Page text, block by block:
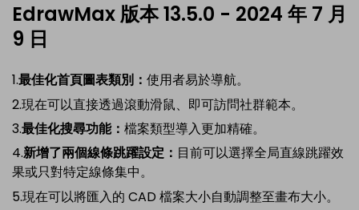
EdrawMax 版本 13.5.0 - 2024 年 7 月
9 日
1.最佳化首頁圖表類別： 使用者易於導航。
2.現在可以直接透過滾動滑鼠、即可訪問社群範本。
3.最佳化搜尋功能： 檔案類型導入更加精確。
4.新增了兩個線條跳躍設定： 目前可以選擇全局直線跳躍效
果或只對特定線條集中。
5.現在可以將匯入的 CAD 檔案大小自動調整至畫布大小。